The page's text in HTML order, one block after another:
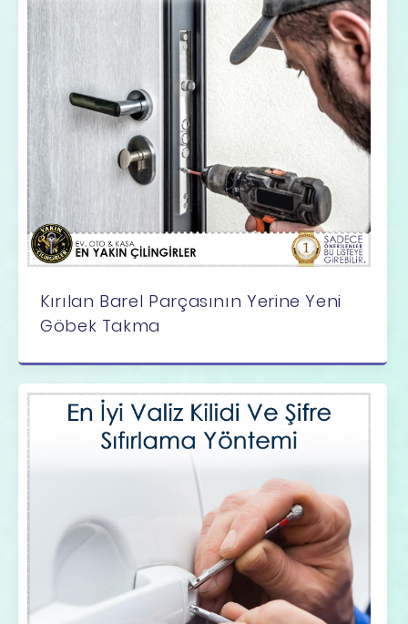
Kırılan Barel Parçasının Yerine Yeni
Göbek Takma